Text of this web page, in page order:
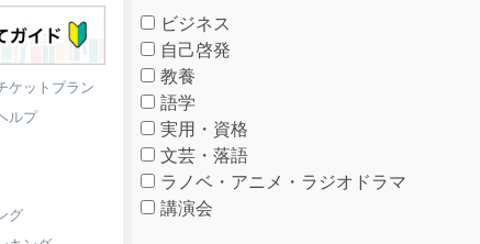
ケットプラン
ルプ
グ
ビジネス
自己啓発
教養
語学
実用・資格
文芸・落語
ラノベ・アニメ・ラジオドラマ
講演会